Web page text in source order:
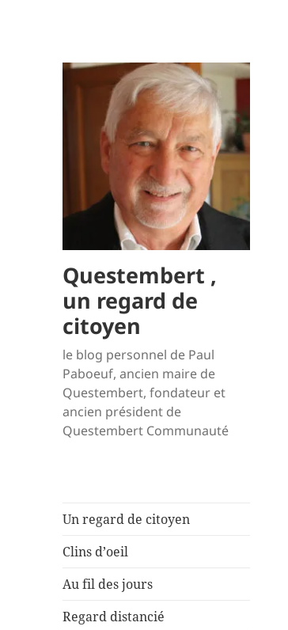
Questembert ,
un regard de
citoyen
le blog personnel de Paul
Paboeuf, ancien maire de
Questembert, fondateur et
ancien président de
Questembert Communauté
Un regard de citoyen
Clins d’oeil
Au fil des jours
Regard distancié